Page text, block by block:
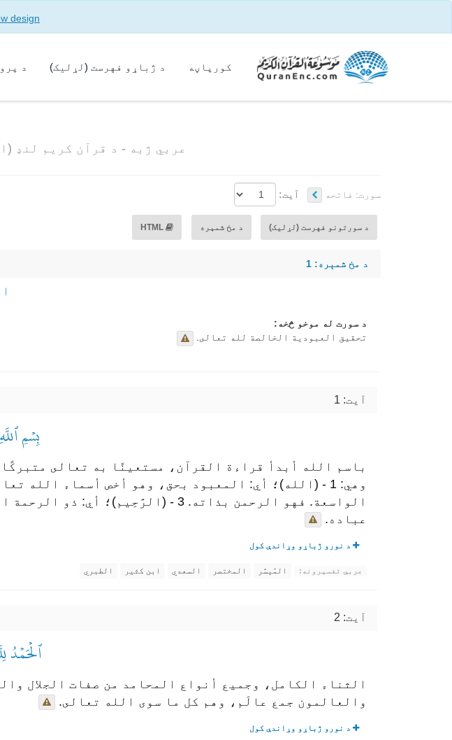
design
کور‌پاڼه د ژباړو فهرست (لړلیک) د
عربي ژبه - د قرآن کریم لنډ
سورت: فاتحه آیت:
د سورتونو فهرست (لړلیک) د مخ شمېره HTML
د مخ شمېره: 1
د سورت له موخو څخه:
تحقيق العبودية الخالصة لله تعالى.
آیت: 1
بِسۡمِ
باسم الله أبدأ قراءة القرآن، مستعينًا به تعالى
الواسعة. فهو الرحمن بذاته. 3 -
عباده.
د نورو ژباړو وړاندې کول
عربي تفسیرونه: المُيسَّر المختصر السعدي ابن كثير الطبري
آیت: 2
ٱلۡحَمۡدُ
الثناء الكامل، وجميع أنواع المحامد من صفات الجلال
والعالمون جمع عالَم، وهم كل ما سوى الله تعالى.
د نورو ژباړو وړاندې کول